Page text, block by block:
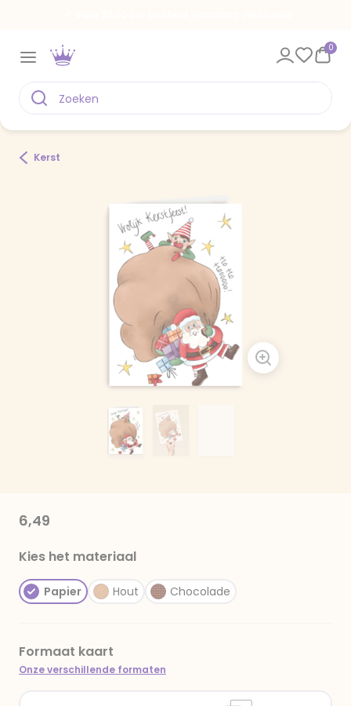
0
Kerst
6,49
Kies het materiaal
Papier Hout Chocolade
Formaat kaart
Onze verschillende formaten